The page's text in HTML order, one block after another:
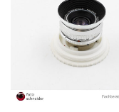
PASSWORT